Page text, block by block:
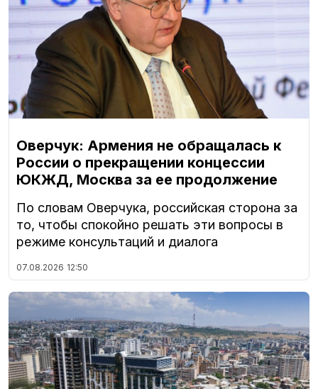
Оверчук: Армения не обращалась к
России о прекращении концессии
ЮКЖД, Москва за ее продолжение
По словам Оверчука, российская сторона за
то, чтобы спокойно решать эти вопросы в
режиме консультаций и диалога
07.08.2026 12:50